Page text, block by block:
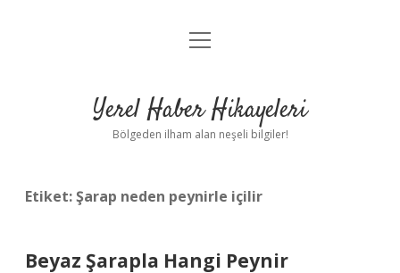
Anasayfa
Yasal Uyarı
menüyü
Yerel Haber Hikayeleri
Bölgeden ilham alan neşeli bilgiler!
Etiket:Şarap neden peynirle içilir
Beyaz Şarapla Hangi Peynir